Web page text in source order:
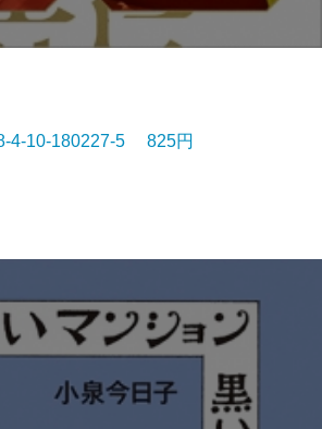
4-10-180227-5 825円